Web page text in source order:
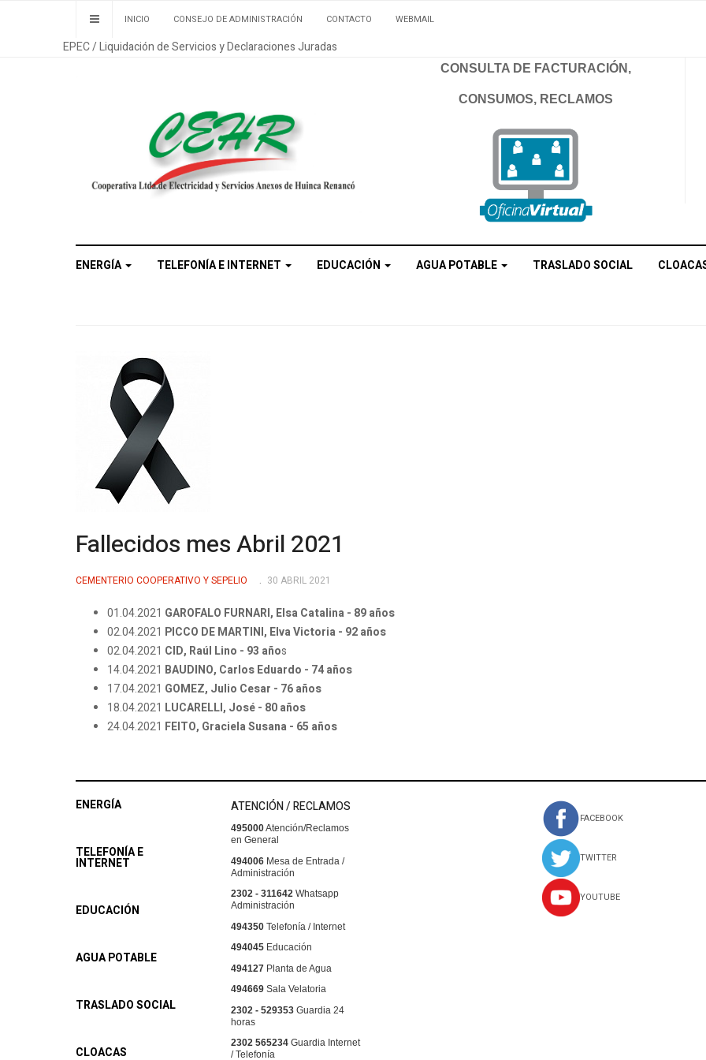
INICIO CONSEJO DE ADMINISTRACIÓN CONTACTO WEBMAIL
EPEC / Liquidación de Servicios y Declaraciones Juradas
CONSULTA DE FACTURACIÓN,
CONSUMOS, RECLAMOS
ENERGÍA TELEFONÍA E INTERNET EDUCACIÓN AGUA POTABLE TRASLADO SOCIAL
Fallecidos mes Abril 2021
CEMENTERIO COOPERATIVO Y SEPELIO 30 ABRIL 2021
01.04.2021 GAROFALO FURNARI, Elsa Catalina - 89 años
02.04.2021 PICCO DE MARTINI, Elva Victoria - 92 años
02.04.2021 CID, Raúl Lino - 93 años
14.04.2021 BAUDINO, Carlos Eduardo - 74 años
17.04.2021 GOMEZ, Julio Cesar - 76 años
18.04.2021 LUCARELLI, José - 80 años
24.04.2021 FEITO, Graciela Susana - 65 años
ENERGÍA
TELEFONÍA E
INTERNET
EDUCACIÓN
AGUA POTABLE
TRASLADO SOCIAL
CLOACAS
ATENCIÓN / RECLAMOS
495000Atención/Reclamos
en General
494006 Mesa de Entrada /
Administración
2302 - 311642 Whatsapp
Administración
494350 Telefonía / Internet
494045 Educación
494127 Planta de Agua
494669 Sala Velatoria
2302 - 529353 Guardia 24
horas
2302 565234 Guardia Internet
/ Telefonía
FACEBOOK
TWITTER
YOUTUBE